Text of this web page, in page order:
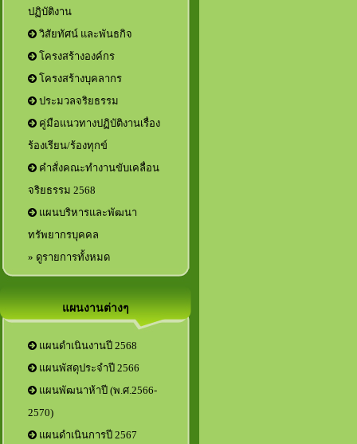
ปฏิบัติงาน
วิสัยทัศน์ และพันธกิจ
โครงสร้างองค์กร
โครงสร้างบุคลากร
ประมวลจริยธรรม
คู่มือแนวทางปฏิบัติงานเรื่อง
ร้องเรียน/ร้องทุกข์
คำสั่งคณะทำงานขับเคลื่อน
จริยธรรม 2568
แผนบริหารและพัฒนา
ทรัพยากรบุคคล
» ดูรายการทั้งหมด
แผนงานต่างๆ
แผนดำเนินงานปี 2568
แผนพัสดุประจำปี 2566
แผนพัฒนาห้าปี (พ.ศ.2566-
2570)
แผนดำเนินการปี 2567